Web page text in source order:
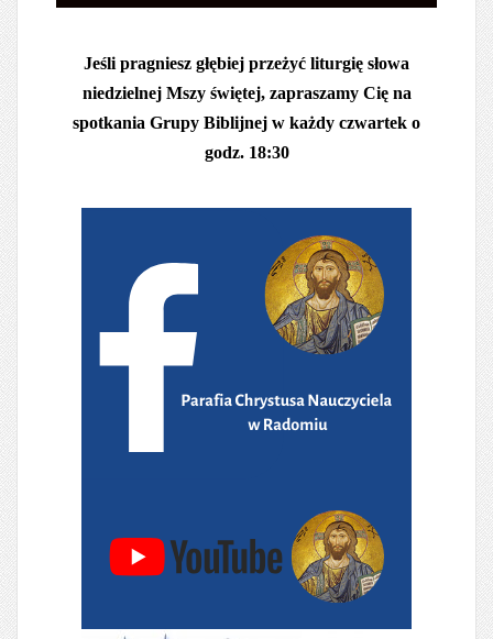
Jeśli pragniesz głębiej przeżyć liturgię słowa
niedzielnej Mszy świętej, zapraszamy Cię na
spotkania Grupy Biblijnej w każdy czwartek o
godz. 18:30